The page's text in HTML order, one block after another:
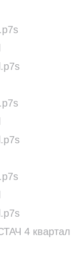
4 квартал